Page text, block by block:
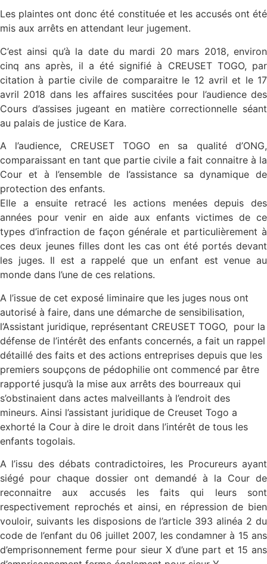
Les plaintes ont donc été constituée et les accusés ont été
mis aux arrêts en attendant leur jugement.
C’est ainsi qu’à la date du mardi 20 mars 2018, environ
cinq ans après, il a été signifié à CREUSET TOGO, par
citation à partie civile de comparaitre le 12 avril et le 17
avril 2018 dans les affaires suscitées pour l’audience des
Cours d’assises jugeant en matière correctionnelle séant
au palais de justice de Kara.
A l’audience, CREUSET TOGO en sa qualité d’ONG,
comparaissant en tant que partie civile a fait connaitre à la
Cour et à l’ensemble de l’assistance sa dynamique de
protection des enfants.
Elle a ensuite retracé les actions menées depuis des
années pour venir en aide aux enfants victimes de ce
types d’infraction de façon générale et particulièrement à
ces deux jeunes filles dont les cas ont été portés devant
les juges. Il est a rappelé que un enfant est venue au
monde dans l’une de ces relations.
A l’issue de cet exposé liminaire que les juges nous ont
autorisé à faire, dans une démarche de sensibilisation,
l’Assistant juridique, représentant CREUSET TOGO, pour la
défense de l’intérêt des enfants concernés, a fait un rappel
détaillé des faits et des actions entreprises depuis que les
premiers soupçons de pédophilie ont commencé par être
rapporté jusqu’à la mise aux arrêts des bourreaux qui
s’obstinaient dans actes malveillants à l’endroit des
mineurs. Ainsi l’assistant juridique de Creuset Togo a
exhorté la Cour à dire le droit dans l’intérêt de tous les
enfants togolais.
A l’issu des débats contradictoires, les Procureurs ayant
siégé pour chaque dossier ont demandé à la Cour de
reconnaitre aux accusés les faits qui leurs sont
respectivement reprochés et ainsi, en répression de bien
vouloir, suivants les disposions de l’article 393 alinéa 2 du
code de l’enfant du 06 juillet 2007, les condamner à 15 ans
d’emprisonnement ferme pour sieur X d’une part et 15 ans